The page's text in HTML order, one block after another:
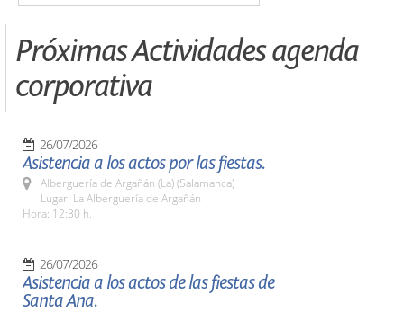
Próximas Actividades agenda
corporativa
26/07/2026
Asistencia a los actos por las fiestas.
Alberguería de Argañán (La) (Salamanca)
Lugar: La Alberguería de Argañán
Hora: 12:30 h.
26/07/2026
Asistencia a los actos de las fiestas de
Santa Ana.